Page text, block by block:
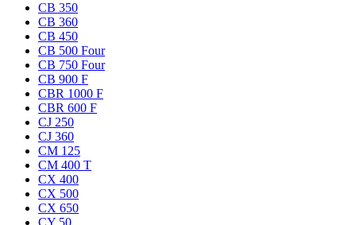
CB 350
CB 360
CB 450
CB 500 Four
CB 750 Four
CB 900 F
CBR 1000 F
CBR 600 F
CJ 250
CJ 360
CM 125
CM 400 T
CX 400
CX 500
CX 650